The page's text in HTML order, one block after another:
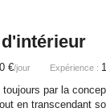
€/jour Expérience :
par la
en transcendant